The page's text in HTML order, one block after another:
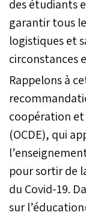
des étudiants
garantir tous
logistiques et
circonstances
Rappelons à
coopération
(OCDE), qui
pour sortir de
du Covid-19.
sur